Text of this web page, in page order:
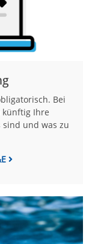
Bei
künftig Ihre
sind und was zu